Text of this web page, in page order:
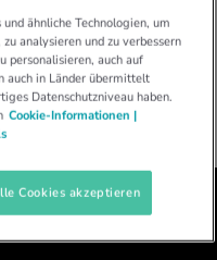
Solche Momente erlebt
erzählt sie, wie sich
sie hinterlässt. Ihre
bleibt.
ähnliche Technologien, um
analysieren und zu verbessern
personalisieren, auch auf
auch in Länder übermittelt
Datenschutzniveau haben.
Cookie-Informationen |
Cookies akzeptieren